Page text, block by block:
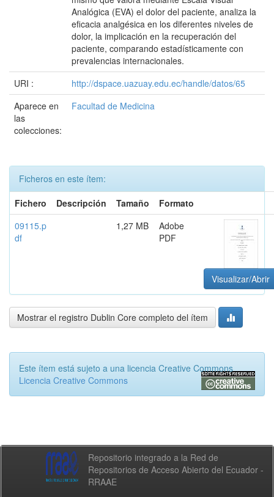
Analógica (EVA) el dolor del paciente, analiza la
eficacia analgésica en los diferentes niveles de
dolor, la implicación en la recuperación del
paciente, comparando estadísticamente con
prevalencias internacionales.
URI :
http://dspace.uazuay.edu.ec/handle/datos/65
Aparece en
las
colecciones:
Facultad de Medicina
Ficheros en este ítem:
Fichero
Descripción Tamaño
Formato
09115.p
df
1,27 MB
Adobe
PDF
Visualizar/Abrir
Mostrar el registro Dublin Core completo del ítem
Este ítem está sujeto a una licencia Creative Commons
Licencia Creative Commons
Repositorio integrado a la Red de
Repositorios de Acceso Abierto del Ecuador -
RRAAE